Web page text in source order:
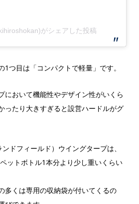
がシェアした投稿
1つ目は「コンパクトで軽量」です。
において機能性やデザイン性がいくら
ったり大きすぎると設営ハードルがグ
ドフィールド）ウイングタープは、
ットボトル1本分より少し重いくらい
多くは専用の収納袋が付いてくるの